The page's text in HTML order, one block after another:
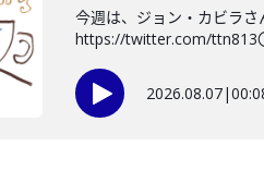
今週は、ジョン・カビラ
https://twitter.com/ttn813
2026.08.07|